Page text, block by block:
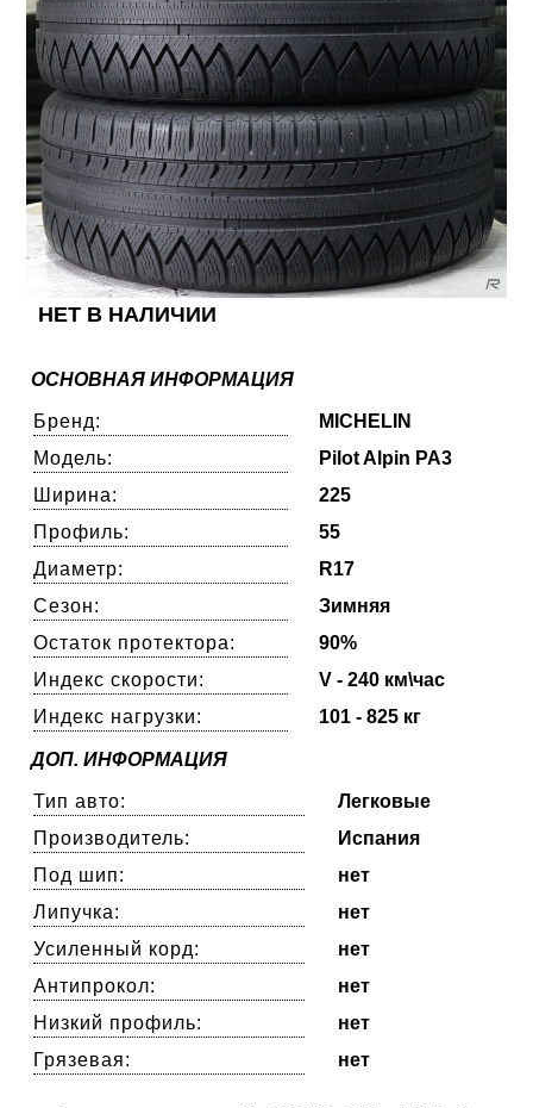
НЕТ В НАЛИЧИИ
ОСНОВНАЯ ИНФОРМАЦИЯ
Бренд:
MICHELIN
Модель:
Pilot Alpin PA3
Ширина:
225
Профиль:
55
Диаметр:
R17
Сезон:
Зимняя
Остаток протектора:
90%
Индекс скорости:
V - 240 км\час
Индекс нагрузки:
101 - 825 кг
ДОП. ИНФОРМАЦИЯ
Тип авто:
Легковые
Производитель:
Испания
Под шип:
нет
Липучка:
нет
Усиленный корд:
нет
Антипрокол:
нет
Низкий профиль:
нет
Грязевая:
нет